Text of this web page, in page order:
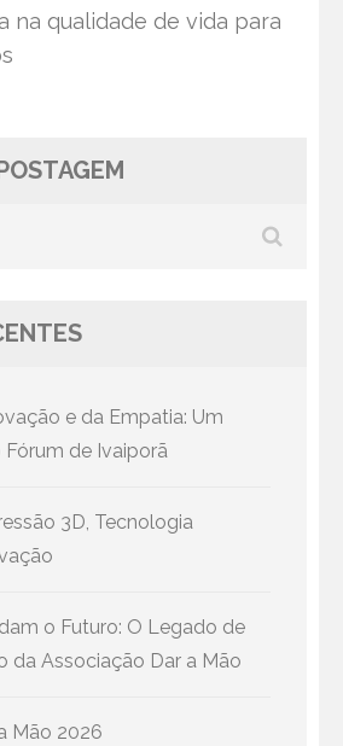
na qualidade de vida para
e da Empatia: Um
de Ivaiporã
3D, Tecnologia
o Futuro: O Legado de
da Associação Dar a Mão
Mão 2026